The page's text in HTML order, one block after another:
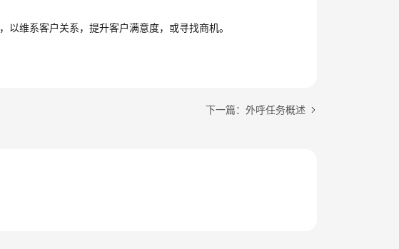
维系客户关系，提升客户满意度，或寻找商机。
下一篇：外呼任务概述